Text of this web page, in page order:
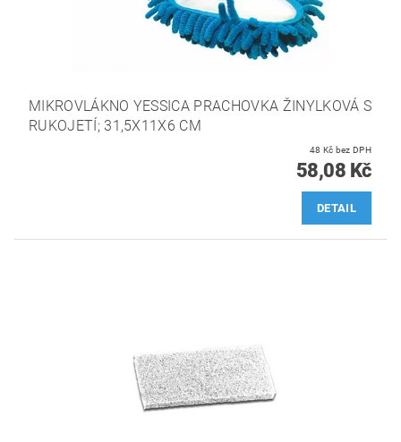
MIKROVLÁKNO YESSICA PRACHOVKA ŽINYLKOVÁ S
RUKOJETÍ; 31,5X11X6 CM
48 Kč bez DPH
58,08 Kč
DETAIL